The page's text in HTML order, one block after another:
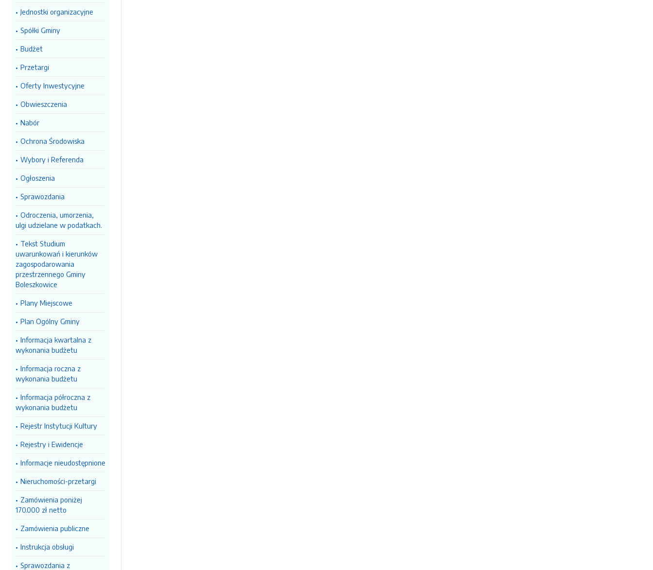
Jednostki organizacyjne
Spółki Gminy
Budżet
Przetargi
Oferty Inwestycyjne
Obwieszczenia
Nabór
Ochrona Środowiska
Wybory i Referenda
Ogłoszenia
Sprawozdania
Odroczenia, umorzenia,
ulgi udzielane w podatkach.
Tekst Studium
uwarunkowań i kierunków
zagospodarowania
przestrzennego Gminy
Boleszkowice
Plany Miejscowe
Plan Ogólny Gminy
Informacja kwartalna z
wykonania budżetu
Informacja roczna z
wykonania budżetu
Informacja półroczna z
wykonania budżetu
Rejestr Instytucji Kultury
Rejestry i Ewidencje
Informacje nieudostępnione
Nieruchomości-przetargi
Zamówienia poniżej
170.000 zł netto
Zamówienia publiczne
Instrukcja obsługi
Sprawozdania z